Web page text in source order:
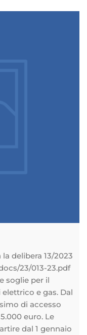
delibera 13/2023
23/013-23.pdf
soglie per il
e gas. Dal
di accesso
euro. Le
dal 1 gennaio